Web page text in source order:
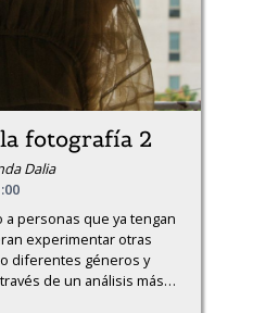
fotografía 2
Dalia
personas que ya tengan
experimentar otras
diferentes géneros y
de un análisis más…